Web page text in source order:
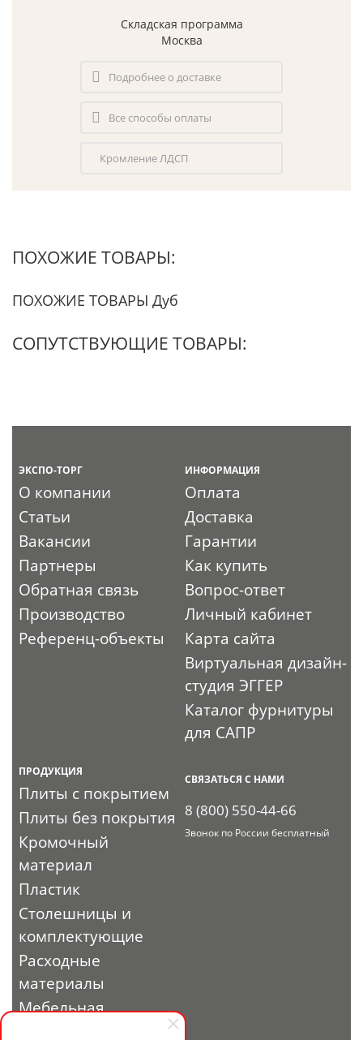
Складская программа
Москва
Подробнее о доставке
Все способы оплаты
Кромление ЛДСП
ПОХОЖИЕ ТОВАРЫ:
ПОХОЖИЕ ТОВАРЫ Дуб
СОПУТСТВУЮЩИЕ ТОВАРЫ:
ЭКСПО-ТОРГ
О компании
Статьи
Вакансии
Партнеры
Обратная связь
Производство
Референц-объекты
ИНФОРМАЦИЯ
Оплата
Доставка
Гарантии
Как купить
Вопрос-ответ
Личный кабинет
Карта сайта
Виртуальная дизайн-
студия ЭГГЕР
Каталог фурнитуры
для САПР
ПРОДУКЦИЯ
Плиты с покрытием
Плиты без покрытия
Кромочный
материал
Пластик
Столешницы и
комплектующие
Расходные
материалы
Мебельная
СВЯЗАТЬСЯ С НАМИ
8 (800) 550-44-66
Звонок по России бесплатный